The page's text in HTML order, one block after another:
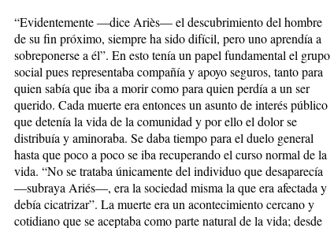
“Evidentemente —dice Ariès— el descubrimiento del hombre
de su fin próximo, siempre ha sido difícil, pero uno aprendía a
sobreponerse a él”. En esto tenía un papel fundamental el grupo
social pues representaba compañía y apoyo seguros, tanto para
quien sabía que iba a morir como para quien perdía a un ser
querido. Cada muerte era entonces un asunto de interés público
que detenía la vida de la comunidad y por ello el dolor se
distribuía y aminoraba. Se daba tiempo para el duelo general
hasta que poco a poco se iba recuperando el curso normal de la
vida. “No se trataba únicamente del individuo que desaparecía
—subraya Ariés—, era la sociedad misma la que era afectada y
debía cicatrizar”. La muerte era un acontecimiento cercano y
cotidiano que se aceptaba como parte natural de la vida; desde